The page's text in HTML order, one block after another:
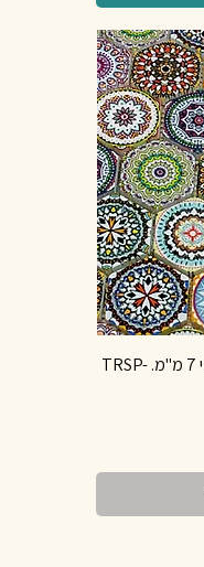
אריח פורצלן משושה, 5 סמ, עובי 7 מ"מ. TRSP-